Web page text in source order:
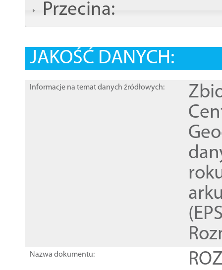
Przecina:
JAKOŚĆ DANYCH:
Informacje na temat danych źródłowych:
Nazwa dokumentu: